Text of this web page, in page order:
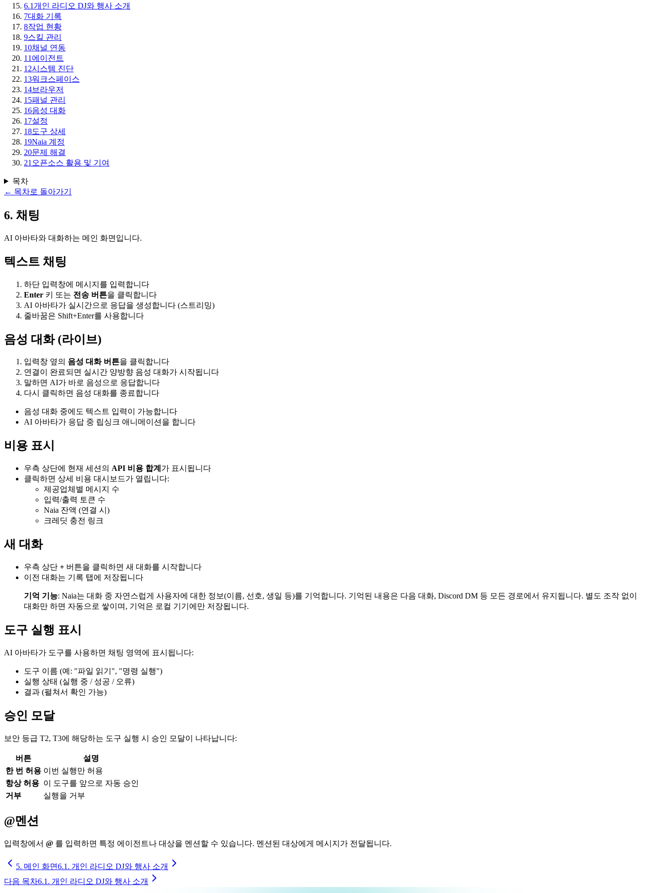
6.1개인 라디오 DJ와 행사 소개
7대화 기록
8작업 현황
9스킬 관리
10채널 연동
11 에이전트
12시스템 진단
13워크스페이스
14브라우저
15패널 관리
16음성 대화
17설정
18도구 상세
19Naia 계정
20문제 해결
21 오픈소스 활용 및 기여
목차
← 목차로 돌아가기
6. 채팅
AI 아바타와 대화하는 메인 화면입니다.
텍스트 채팅
하단 입력창에 메시지를 입력합니다
Enter 키 또는 전송 버튼을 클릭합니다
AI 아바타가 실시간으로 응답을 생성합니다 (스트리밍)
줄바꿈은 Shift+Enter를 사용합니다
음성 대화 (라이브)
입력창 옆의 음성 대화 버튼을 클릭합니다
연결이 완료되면 실시간 양방향 음성 대화가 시작됩니다
말하면 AI가 바로 음성으로 응답합니다
다시 클릭하면 음성 대화를 종료합니다
음성 대화 중에도 텍스트 입력이 가능합니다
AI 아바타가 응답 중 립싱크 애니메이션을 합니다
비용 표시
우측 상단에 현재 세션의 API 비용 합계 가 표시됩니다
클릭하면 상세 비용 대시보드가 열립니다:
제공업체별 메시지 수
입력/출력 토큰 수
Naia 잔액 (연결 시)
크레딧 충전 링크
새 대화
우측 상단 + 버튼을 클릭하면 새 대화를 시작합니다
이전 대화는 기록 탭에 저장됩니다
기억 기능: Naia는 대화 중 자연스럽게 사용자에 대한 정보(이름, 선호, 생일 등)를 기억합니다. 기억된 내용은 다음 대화, Discord DM 등 모든 경로에서 유지됩니다. 별도 조작 없이
대화만 하면 자동으로 쌓이며, 기억은 로컬 기기에만 저장됩니다.
도구 실행 표시
AI 아바타가 도구를 사용하면 채팅 영역에 표시됩니다:
도구 이름 (예: "파일 읽기", "명령 실행")
실행 상태 (실행 중 / 성공 / 오류)
결과 (펼쳐서 확인 가능)
승인 모달
보안 등급 T2, T3에 해당하는 도구 실행 시 승인 모달이 나타납니다:
버튼
설명
한 번 허용 이번 실행만 허용
항상 허용 이 도구를 앞으로 자동 승인
거부
실행을 거부
@멘션
입력창에서 @ 를 입력하면 특정 에이전트나 대상을 멘션할 수 있습니다. 멘션된 대상에게 메시지가 전달됩니다.
5. 메인 화면6.1. 개인 라디오 DJ와 행사 소개
다음 목차6.1. 개인 라디오 DJ와 행사 소개